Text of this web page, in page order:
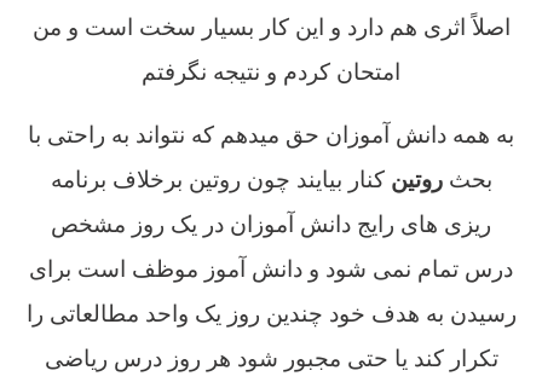
اصلاً اثری هم دارد و این کار بسیار سخت است و من
امتحان کردم و نتیجه نگرفتم
به همه دانش آموزان حق میدهم که نتواند به راحتی با
بحثروتین کنار بیایند چون روتین برخلاف برنامه
ریزی های رایج دانش آموزان در یک روز مشخص
درس تمام نمی شود و دانش آموز موظف است برای
رسیدن به هدف خود چندین روز یک واحد مطالعاتی را
تکرار کند یا حتی مجبور شود هر روز درس ریاضی